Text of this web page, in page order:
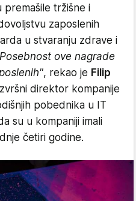
premašile tržišne i
zaposlenih
u stvaranju zdrave i
ove nagrade
, rekao je Filip
direktor kompanije
pobednika u IT
su u kompaniji imali
četiri godine.